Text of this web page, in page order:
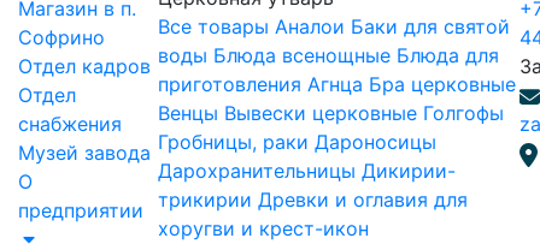
Магазин в п.
Софрино
Отдел кадров
Отдел
снабжения
Музей завода
О
предприятии
Все товары Аналои Баки для святой
воды Блюда всенощные Блюда для
приготовления Агнца Бра церковные
Венцы Вывески церковные Голгофы
Гробницы, раки Дароносицы
Дарохранительницы Дикирии-
трикирии Древки и оглавия для
хоругви и крест-икон